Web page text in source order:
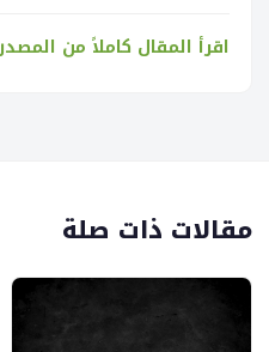
اقرأ المقال كاملاً من
مقالات ذات صلة